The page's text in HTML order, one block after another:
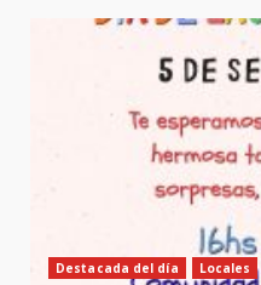
Destacada del día Locales